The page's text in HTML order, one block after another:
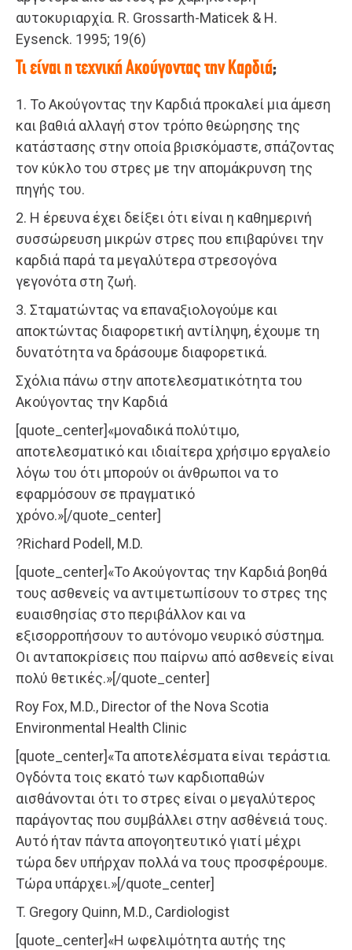
αυτοκυριαρχία. R. Grossarth-Maticek & H.
Eysenck. 1995; 19(6)
Τι είναι η τεχνική Ακούγοντας την Καρδιά;
1. Το Ακούγοντας την Καρδιά προκαλεί μια άμεση
και βαθιά αλλαγή στον τρόπο θεώρησης της
κατάστασης στην οποία βρισκόμαστε, σπάζοντας
τον κύκλο του στρες με την απομάκρυνση της
πηγής του.
2. Η έρευνα έχει δείξει ότι είναι η καθημερινή
συσσώρευση μικρών στρες που επιβαρύνει την
καρδιά παρά τα μεγαλύτερα στρεσογόνα
γεγονότα στη ζωή.
3. Σταματώντας να επαναξιολογούμε και
αποκτώντας διαφορετική αντίληψη, έχουμε τη
δυνατότητα να δράσουμε διαφορετικά.
Σχόλια πάνω στην αποτελεσματικότητα του
Ακούγοντας την Καρδιά
[quote_center]«μοναδικά πολύτιμο,
αποτελεσματικό και ιδιαίτερα χρήσιμο εργαλείο
λόγω του ότι μπορούν οι άνθρωποι να το
εφαρμόσουν σε πραγματικό
χρόνο.»[/quote_center]
?Richard Podell, M.D.
[quote_center]«Το Ακούγοντας την Καρδιά βοηθά
τους ασθενείς να αντιμετωπίσουν το στρες της
ευαισθησίας στο περιβάλλον και να
εξισορροπήσουν το αυτόνομο νευρικό σύστημα.
Οι ανταποκρίσεις που παίρνω από ασθενείς είναι
πολύ θετικές.»[/quote_center]
Roy Fox, M.D., Director of the Nova Scotia
Environmental Health Clinic
[quote_center]«Τα αποτελέσματα είναι τεράστια.
Ογδόντα τοις εκατό των καρδιοπαθών
αισθάνονται ότι το στρες είναι ο μεγαλύτερος
παράγοντας που συμβάλλει στην ασθένειά τους.
Αυτό ήταν πάντα απογοητευτικό γιατί μέχρι
τώρα δεν υπήρχαν πολλά να τους προσφέρουμε.
Τώρα υπάρχει.»[/quote_center]
T. Gregory Quinn, M.D., Cardiologist
[quote_center]«Η ωφελιμότητα αυτής της